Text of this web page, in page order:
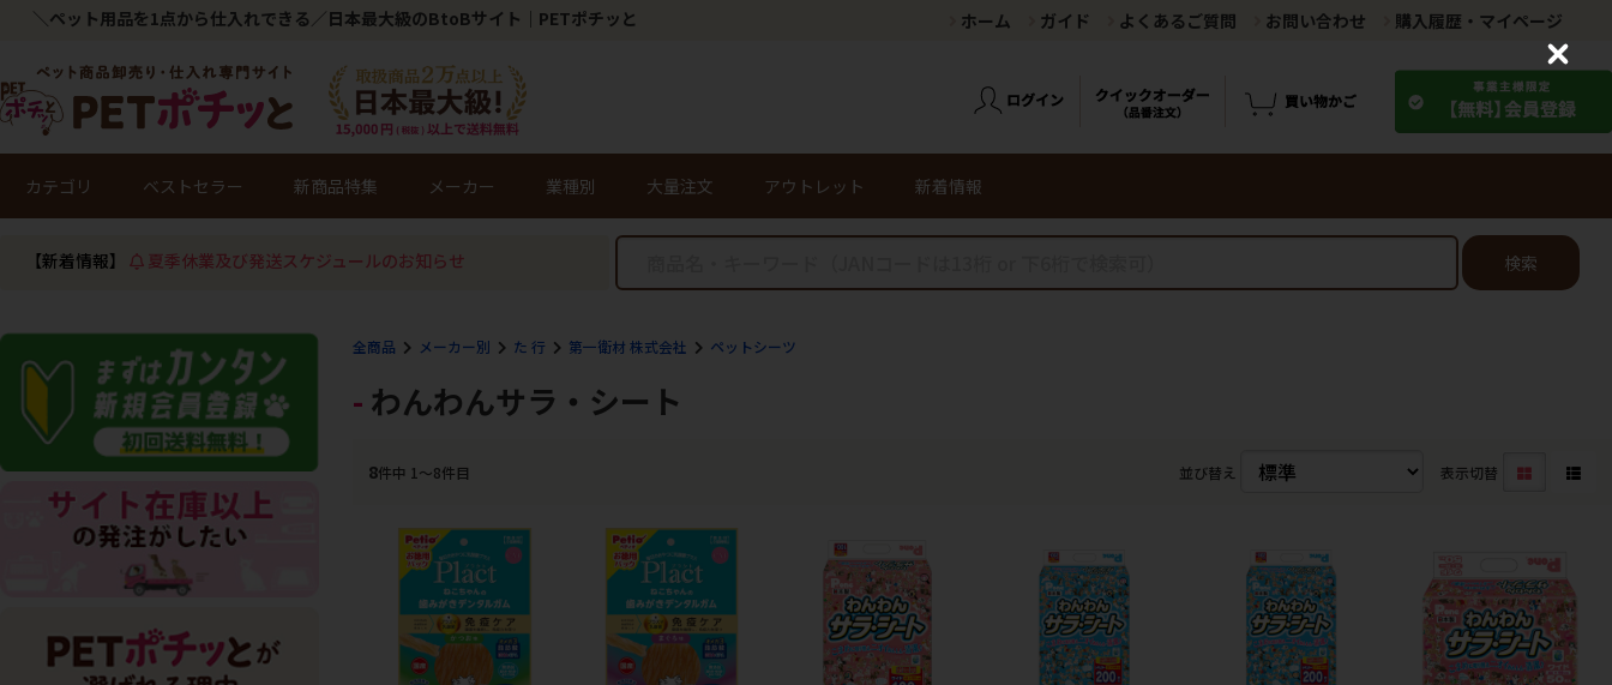
＼ペット用品を1点から仕入れできる／日本最大級のBtoBサイト｜PETポチッと ホーム ガイド よくあるご質問 お問い合わせ 購入履歴・マイページ
カテゴリ ベストセラー 新商品特集 メーカー 業種別 大量注文 アウトレット 新着情報
【新着情報】 夏季休業及び発送スケジュールのお知らせ 検索
全商品 メーカー別 た 行 第一衛材 株式会社 ペットシーツ
わんわんサラ・シート
8件中 1〜8件目 並び替え 表示切替
C
o
s
e